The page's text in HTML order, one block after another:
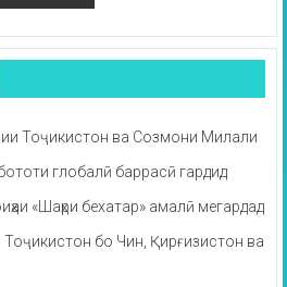
Тоҷикистон ва Созмони Милали
глобалӣ баррасӣ гардид
«Шаҳри бехатар» амалӣ мегардад
Тоҷикистон бо Чин, Қирғизистон ва